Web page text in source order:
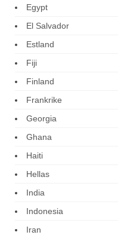
Egypt
El Salvador
Estland
Fiji
Finland
Frankrike
Georgia
Ghana
Haiti
Hellas
India
Indonesia
Iran